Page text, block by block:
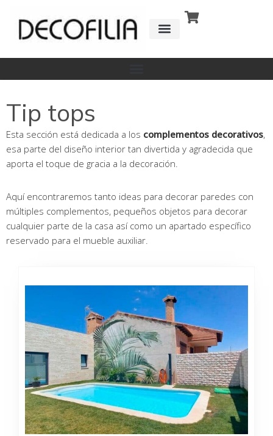
contenido
Tip tops
Esta sección está dedicada a los complementos decorativos,
esa parte del diseño interior tan divertida y agradecida que
aporta el toque de gracia a la decoración.
Aquí encontraremos tanto ideas para decorar paredes con
múltiples complementos, pequeños objetos para decorar
cualquier parte de la casa así como un apartado específico
reservado para el mueble auxiliar.